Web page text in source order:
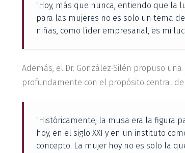
"Hoy, más que nunca, entiendo que la
para las mujeres no es solo un tema
niñas, como líder empresarial, es mi
Además, el Dr. González-Silén propuso
profundamente con el propósito central
"Históricamente, la musa era la figura
hoy, en el siglo XXI y en un instituto
concepto. La mujer hoy no es solo la